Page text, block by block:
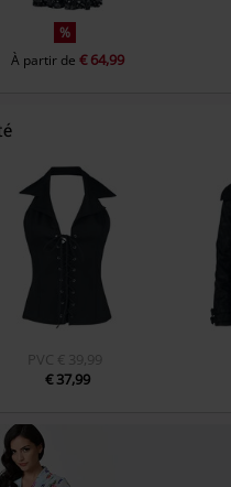
%
À partir de€ 64,99
PVC € 39,99
€ 37,99